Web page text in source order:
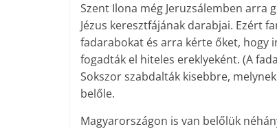
Szent Ilona még Jeruzsálemben arra
Jézus keresztfájának darabjai. Ezért
fadarabokat és arra kérte őket, hogy
fogadták el hiteles ereklyeként. (A
Sokszor szabdalták kisebbre,
belőle.
Magyarországon is van belőlük